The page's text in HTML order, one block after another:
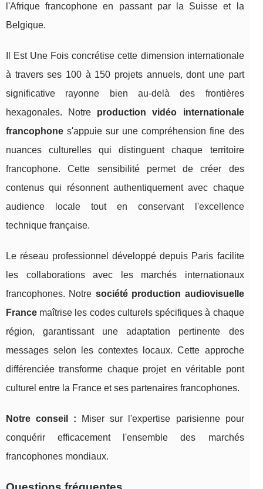
l'Afrique francophone en passant par la Suisse et la
Belgique.
Il Est Une Fois concrétise cette dimension internationale
à travers ses 100 à 150 projets annuels, dont une part
significative rayonne bien au-delà des frontières
hexagonales. Notre production vidéo internationale
francophone s'appuie sur une compréhension fine des
nuances culturelles qui distinguent chaque territoire
francophone. Cette sensibilité permet de créer des
contenus qui résonnent authentiquement avec chaque
audience locale tout en conservant l'excellence
technique française.
Le réseau professionnel développé depuis Paris facilite
les collaborations avec les marchés internationaux
francophones. Notre société production audiovisuelle
France maîtrise les codes culturels spécifiques à chaque
région, garantissant une adaptation pertinente des
messages selon les contextes locaux. Cette approche
différenciée transforme chaque projet en véritable pont
culturel entre la France et ses partenaires francophones.
Notre conseil : Miser sur l'expertise parisienne pour
conquérir efficacement l'ensemble des marchés
francophones mondiaux.